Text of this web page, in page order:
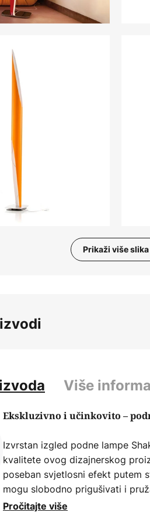
Prikaži više slika
Više
Ekskluzivno i učinkovito –
Izvrstan izgled podne lampe
kvalitete ovog dizajnerskog
poseban svjetlosni efekt putem
mogu slobodno prigušivati i
svjetlo. Difuzor je također
Pročitajte više